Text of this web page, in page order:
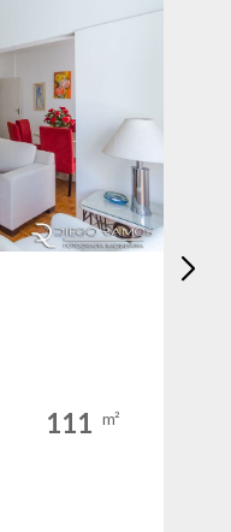
111 m²